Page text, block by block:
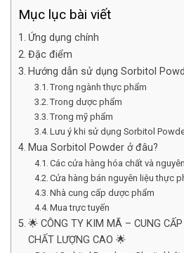
Mục lục bài viết
Ứng dụng chính
Đặc điểm
Hướng dẫn sử dụng Sorbitol
Trong ngành thực phẩm
Trong dược phẩm
Trong mỹ phẩm
Lưu ý khi sử dụng Sorbitol
Mua Sorbitol Powder ở đâu?
Các cửa hàng hóa chất và
Cửa hàng bán nguyên liệu thực
Nhà cung cấp dược phẩm
Mua trực tuyến
🌟 CÔNG TY KIM MÃ – CUNG
CHẤT LƯỢNG CAO 🌟